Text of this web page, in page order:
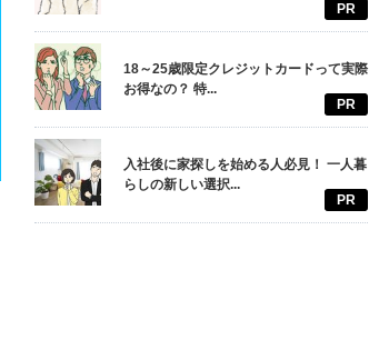
PR
18～25歳限定クレジットカードって実際
お得なの？ 特...
PR
入社後に家探しを始める人必見！ 一人暮
らしの新しい選択...
PR